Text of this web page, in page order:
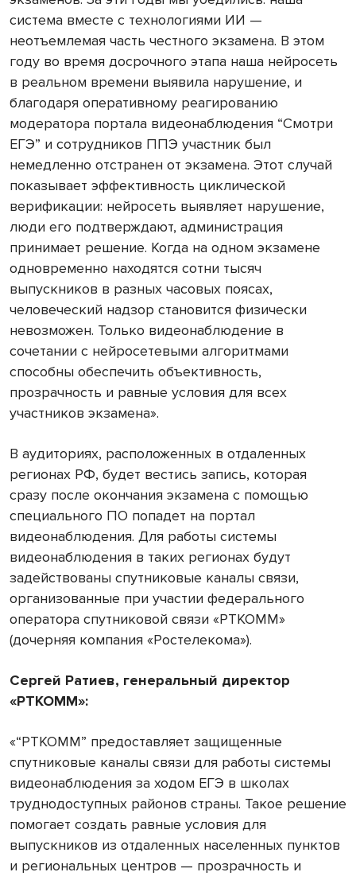
система вместе с технологиями ИИ —
неотъемлемая часть честного экзамена. В этом
году во время досрочного этапа наша нейросеть
в реальном времени выявила нарушение, и
благодаря оперативному реагированию
модератора портала видеонаблюдения “Смотри
ЕГЭ” и сотрудников ППЭ участник был
немедленно отстранен от экзамена. Этот случай
показывает эффективность циклической
верификации: нейросеть выявляет нарушение,
люди его подтверждают, администрация
принимает решение. Когда на одном экзамене
одновременно находятся сотни тысяч
выпускников в разных часовых поясах,
человеческий надзор становится физически
невозможен. Только видеонаблюдение в
сочетании с нейросетевыми алгоритмами
способны обеспечить объективность,
прозрачность и равные условия для всех
участников экзамена».
В аудиториях, расположенных в отдаленных
регионах РФ, будет вестись запись, которая
сразу после окончания экзамена с помощью
специального ПО попадет на портал
видеонаблюдения. Для работы системы
видеонаблюдения в таких регионах будут
задействованы спутниковые каналы связи,
организованные при участии федерального
оператора спутниковой связи «РТКОММ»
(дочерняя компания «Ростелекома»).
Сергей Ратиев, генеральный директор
«РТКОММ»:
«“РТКОММ” предоставляет защищенные
спутниковые каналы связи для работы системы
видеонаблюдения за ходом ЕГЭ в школах
труднодоступных районов страны. Такое решение
помогает создать равные условия для
выпускников из отдаленных населенных пунктов
и региональных центров — прозрачность и